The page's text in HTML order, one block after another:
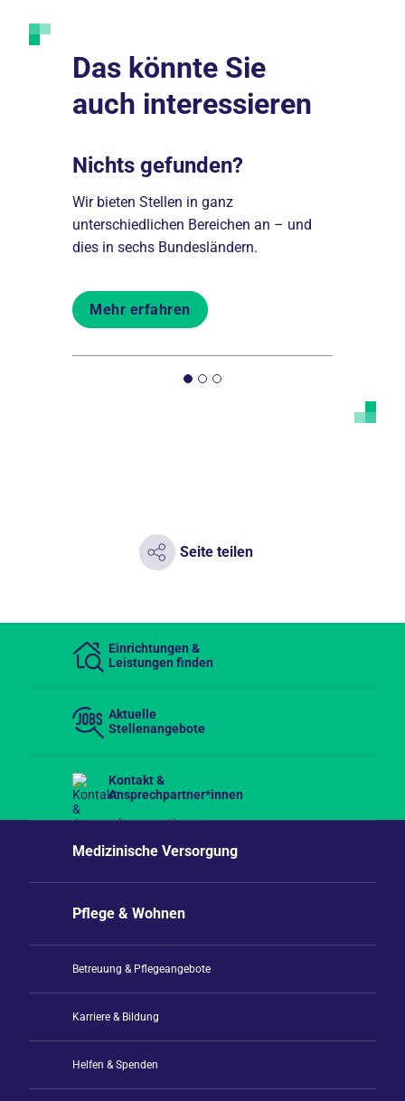
Das könnte Sie
auch interessieren
Nichts gefunden?
Wir bieten Stellen in ganz
unterschiedlichen Bereichen an – und
dies in sechs Bundesländern.
Mehr erfahren
Seite teilen
Einrichtungen &
Leistungen finden
Aktuelle
Stellenangebote
Kontakt &
Ansprechpartner*innen
Medizinische Versorgung
Pflege & Wohnen
Betreuung & Pflegeangebote
Karriere & Bildung
Helfen & Spenden